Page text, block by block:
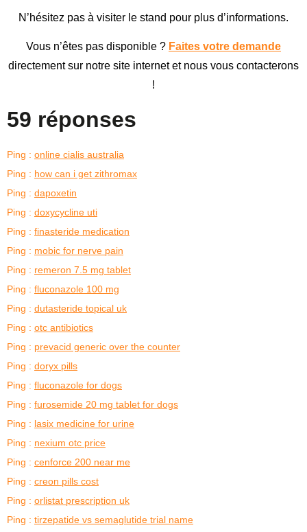
N’hésitez pas à visiter le stand pour plus d’informations.
Vous n’êtes pas disponible ? Faites votre demande
directement sur notre site internet et nous vous contacterons
!
59 réponses
Ping : online cialis australia
Ping : how can i get zithromax
Ping : dapoxetin
Ping : doxycycline uti
Ping : finasteride medication
Ping : mobic for nerve pain
Ping : remeron 7.5 mg tablet
Ping : fluconazole 100 mg
Ping : dutasteride topical uk
Ping : otc antibiotics
Ping : prevacid generic over the counter
Ping : doryx pills
Ping : fluconazole for dogs
Ping : furosemide 20 mg tablet for dogs
Ping : lasix medicine for urine
Ping : nexium otc price
Ping : cenforce 200 near me
Ping : creon pills cost
Ping : orlistat prescription uk
Ping : tirzepatide vs semaglutide trial name